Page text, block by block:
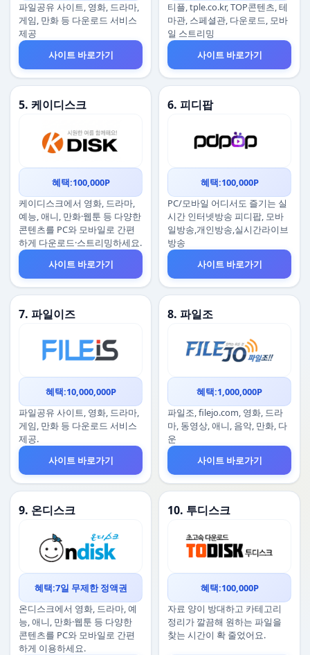
파일공유 사이트, 영화, 드라마,
게임, 만화 등 다운로드 서비스
제공
사이트 바로가기
티플, tple.co.kr, TOP콘텐츠, 테
마관, 스페셜관, 다운로드, 모바
일 스트리밍
사이트 바로가기
5. 케이디스크
혜택:100,000P
케이디스크에서 영화, 드라마,
예능, 애니, 만화·웹툰 등 다양한
콘텐츠를 PC와 모바일로 간편
하게 다운로드·스트리밍하세요.
사이트 바로가기
6. 피디팝
혜택:100,000P
PC/모바일 어디서도 즐기는 실
시간 인터넷방송 피디팝, 모바
일방송,개인방송,실시간라이브
방송
사이트 바로가기
7. 파일이즈
혜택:10,000,000P
파일공유 사이트, 영화, 드라마,
게임, 만화 등 다운로드 서비스
제공.
사이트 바로가기
8. 파일조
혜택:1,000,000P
파일조, filejo.com, 영화, 드라
마, 동영상, 애니, 음악, 만화, 다
운
사이트 바로가기
9. 온디스크
혜택:7일 무제한 정액권
온디스크에서 영화, 드라마, 예
능, 애니, 만화·웹툰 등 다양한
콘텐츠를 PC와 모바일로 간편
하게 이용하세요.
10. 투디스크
혜택:100,000P
자료 양이 방대하고 카테고리
정리가 깔끔해 원하는 파일을
찾는 시간이 확 줄었어요.